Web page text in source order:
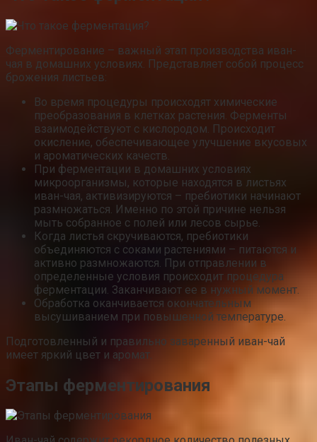
Ферментирование – важный этап производства иван-
чая в домашних условиях. Представляет собой процесс
брожения листьев:
Во время процедуры происходят химические
преобразования в клетках растения. Ферменты
взаимодействуют с кислородом. Происходит
окисление, обеспечивающее улучшение вкусовых
и ароматических качеств.
При ферментации в домашних условиях
микроорганизмы, которые находятся в листьях
иван-чая, активизируются – пребиотики начинают
размножаться. Именно по этой причине нельзя
мыть собранное с полей или лесов сырье.
Когда листья скручиваются, пребиотики
объединяются с соками растениями – питаются и
активно размножаются. При отправлении в
определенные условия происходит процедура
ферментации. Заканчивают ее в нужный момент.
Обработка оканчивается окончательным
высушиванием при повышенной температуре.
Подготовленный и правильно заваренный иван-чай
имеет яркий цвет и аромат.
Этапы ферментирования